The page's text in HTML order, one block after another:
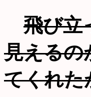
飛び立
見えるの
てくれた